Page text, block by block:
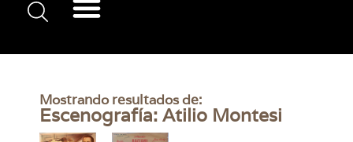
Mostrando resultados de:
Escenografía: Atilio Montesi